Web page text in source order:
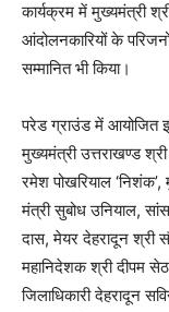
कार्यक्रम में मुख्यमंत्री
आंदोलनकारियों के
सम्मानित भी किया।
परेड ग्राउंड में आयोजित इस
मुख्यमंत्री उत्तराखण्ड
रमेश पोखरियाल ‘निशंक’,
मंत्री सुबोध उनियाल,
दास, मेयर देहरादून श्री
महानिदेशक श्री दीपम
जिलाधिकारी देहरादून